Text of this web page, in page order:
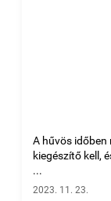
A hűvös időben
kiegészítő kell,
...
2023. 11. 23.